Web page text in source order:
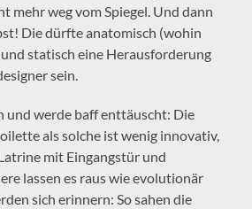
mehr weg vom Spiegel. Und dann
Die dürfte anatomisch (wohin
und statisch eine Herausforderung
sein.
und werde baff enttäuscht: Die
als solche ist wenig innovativ,
mit Eingangstür und
lassen es raus wie evolutionär
sich erinnern: So sahen die